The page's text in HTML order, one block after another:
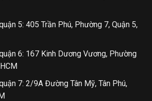
5: 405 Trần Phú, Phường 7, Quận 5,
6: 167 Kinh Dương Vương, Phường
7: 2/9A Đường Tân Mỹ, Tân Phú,